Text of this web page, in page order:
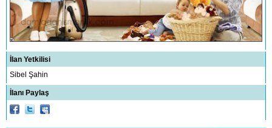
İlan Yetkilisi
Sibel Şahin
İlanı Paylaş